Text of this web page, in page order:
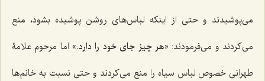
می‌پوشیدند و حتی از اینکه لباس‌های روشن پوشیده بشود، منع
می‌کردند و می‌فرمودند: «هر چیز جای خود را دارد.» اما مرحوم علامۀ
طهرانی خصوص لباس سیاه را منع می‌کردند و حتی نسبت به خانم‌ها